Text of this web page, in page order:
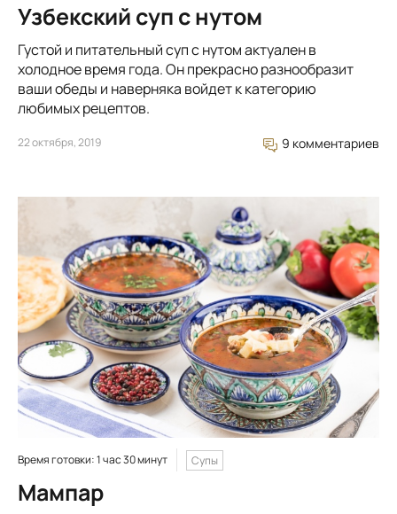
Узбекский суп с нутом
Густой и питательный суп с нутом актуален в
холодное время года. Он прекрасно разнообразит
ваши обеды и наверняка войдет к категорию
любимых рецептов.
22 октября, 2019 9 комментариев
Время готовки: 1 час 30 минут Супы
Мампар